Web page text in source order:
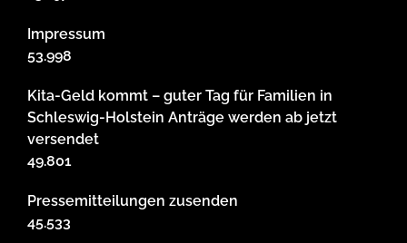
Impressum
53.998
Kita-Geld kommt – guter Tag für Familien in
Schleswig-Holstein Anträge werden ab jetzt
versendet
49.801
Pressemitteilungen zusenden
45.533